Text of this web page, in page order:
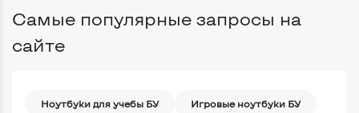
Самые популярные запросы на
сайте
Ноутбуки для учебы БУ Игровые ноутбуки БУ